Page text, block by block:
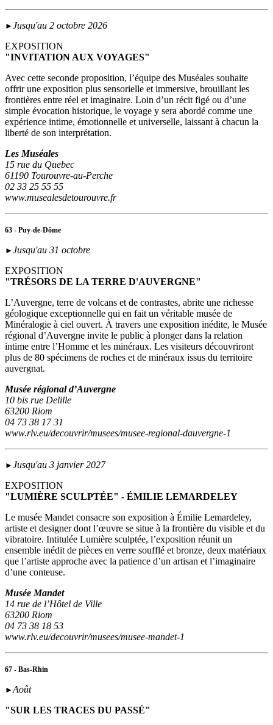
► Jusqu'au 2 octobre 2026
EXPOSITION
"INVITATION AUX VOYAGES"
Avec cette seconde proposition, l’équipe des Muséales souhaite
offrir une exposition plus sensorielle et immersive, brouillant les
frontières entre réel et imaginaire. Loin d’un récit figé ou d’une
simple évocation historique, le voyage y sera abordé comme une
expérience intime, émotionnelle et universelle, laissant à chacun la
liberté de son interprétation.
Les Muséales
15 rue du Quebec
61190 Tourouvre-au-Perche
02 33 25 55 55
www.musealesdetourouvre.fr
63 - Puy-de-Dôme
► Jusqu'au 31 octobre
EXPOSITION
"TRÉSORS DE LA TERRE D'AUVERGNE"
L’Auvergne, terre de volcans et de contrastes, abrite une richesse
géologique exceptionnelle qui en fait un véritable musée de
Minéralogie à ciel ouvert. À travers une exposition inédite, le Musée
régional d’Auvergne invite le public à plonger dans la relation
intime entre l’Homme et les minéraux. Les visiteurs découvriront
plus de 80 spécimens de roches et de minéraux issus du territoire
auvergnat.
Musée régional d’Auvergne
10 bis rue Delille
63200 Riom
04 73 38 17 31
www.rlv.eu/decouvrir/musees/musee-regional-dauvergne-1
► Jusqu'au 3 janvier 2027
EXPOSITION
"LUMIÈRE SCULPTÉE" - ÉMILIE LEMARDELEY
Le musée Mandet consacre son exposition à Émilie Lemardeley,
artiste et designer dont l’œuvre se situe à la frontière du visible et du
vibratoire. Intitulée Lumière sculptée, l’exposition réunit un
ensemble inédit de pièces en verre soufflé et bronze, deux matériaux
que l’artiste approche avec la patience d’un artisan et l’imaginaire
d’une conteuse.
Musée Mandet
14 rue de l’Hôtel de Ville
63200 Riom
04 73 38 18 53
www.rlv.eu/decouvrir/musees/musee-mandet-1
67 - Bas-Rhin
►Août
"SUR LES TRACES DU PASSÉ"